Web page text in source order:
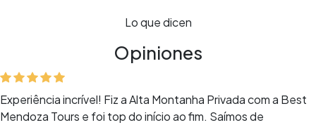
Lo que dicen
Opiniones
Experiência incrível! Fiz a Alta Montanha Privada com a Best
Mendoza Tours e foi top do início ao fim. Saímos de